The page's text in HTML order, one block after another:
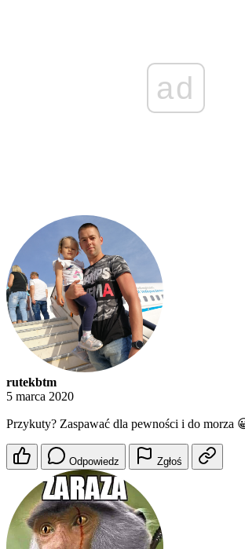
ad
rutekbtm
5 marca 2020
Przykuty? Zaspawać dla pewności i do morza
Odpowiedz Zgłoś